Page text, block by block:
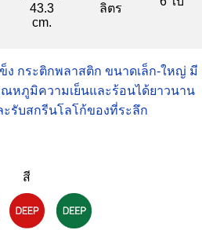
43.3
cm.
ลิตร
ง กระติกพลาสติก ขนาดเล็ก-ใหญ่ มี
ณหภูมิความเย็นและร้อนได้ยาวนาน
รับสกรีนโลโก้ของที่ระลึก
สี